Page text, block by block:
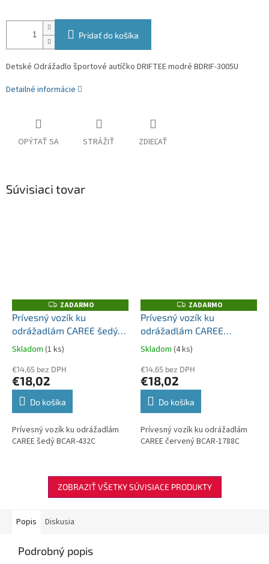
Pridať do košíka
Detské Odrážadlo športové autíčko DRIFTEE modré BDRIF-3005U
Detailné informácie
OPÝTAŤ SA STRÁŽIŤ ZDIEĽAŤ
Súvisiaci tovar
Z
A
D
A
M
O
ZADARMO
Prívesný vozík ku
odrážadlám CAREE šedý
BCAR-432C
Skladom (1 ks)
€14,65 bez DPH
€18,02
Do košíka
Prívesný vozík ku odrážadlám
CAREE šedý BCAR-432C
Z
A
D
A
M
O
ZADARMO
Prívesný vozík ku
odrážadlám CAREE
červený BCAR-1788C
Skladom (4 ks)
€14,65 bez DPH
€18,02
Do košíka
Prívesný vozík ku odrážadlám
CAREE červený BCAR-1788C
ZOBRAZIŤ VŠETKY SÚVISIACE PRODUKTY
Popis Diskusia
Podrobný popis